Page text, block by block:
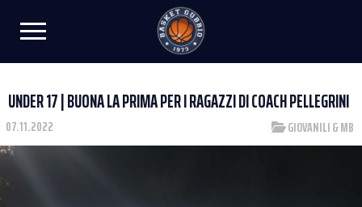
UNDER 17 | BUONA LA PRIMA PER I RAGAZZI DI COACH PELLEGRINI
07.11.2022 GIOVANILI & MB